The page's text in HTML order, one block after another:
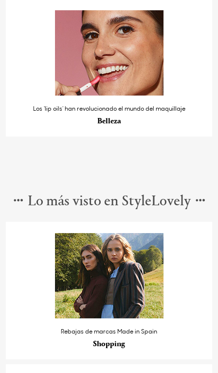
Los ‘lip oils’ han revolucionado el mundo del maquillaje
Belleza
Lo más visto en StyleLovely
Rebajas de marcas Made in Spain
Shopping